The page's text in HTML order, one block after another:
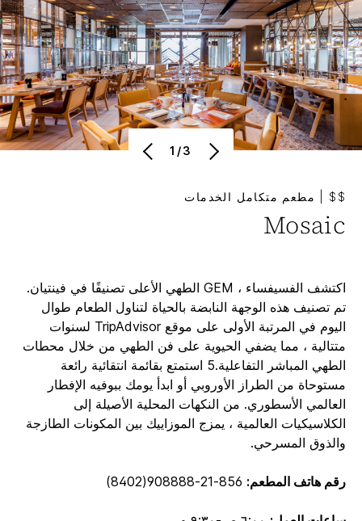
1/3
$$ مطعم متكامل الخدمات
Mosaic
اكتشف الفسيفساء ، GEM الطهي الأعلى تصنيفًا في فينتيان.
تم تصنيف هذه الوجهة النابضة بالحياة لتناول الطعام طوال
اليوم في المرتبة الأولى على موقع TripAdvisor لسنوات
متتالية ، مما يضفي الحيوية على فن الطهي من خلال محطات
الطهي المباشر التفاعلية.5 استمتع بقائمة انتقائية رائعة
مستوحاة من الطراز الأوروبي أو ابدأ يومك ببوفيه الإفطار
العالمي الأسطوري. من النكهات المحلية الأصيلة إلى
الكلاسيكيات العالمية ، يمزج الموزاييك بين المكونات الطازجة
والذوق المسرحي.
رقم هاتف المطعم: